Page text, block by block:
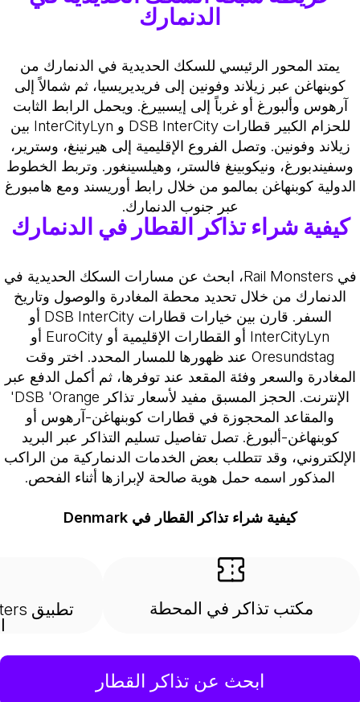
الدنمارك
يمتد المحور الرئيسي للسكك الحديدية في الدنمارك من
كوبنهاغن عبر زيلاند وفونين إلى فريديريسيا، ثم شمالاً إلى
آرهوس وألبورغ أو غرباً إلى إيسبيرغ. ويحمل الرابط الثابت
للحزام الكبير قطارات DSB InterCity و InterCityLyn بين
زيلاند وفونين. وتصل الفروع الإقليمية إلى هيرنينغ، وسترير،
وسفيندبورغ، ونيكوبينغ فالستر، وهيلسينغور. وتربط الخطوط
الدولية كوبنهاغن بمالمو من خلال رابط أوريسند ومع هامبورغ
عبر جنوب الدنمارك.
كيفية شراء تذاكر القطار في الدنمارك
في Rail Monsters، ابحث عن مسارات السكك الحديدية في
الدنمارك من خلال تحديد محطة المغادرة والوصول وتاريخ
السفر. قارن بين خيارات قطارات DSB InterCity أو
InterCityLyn أو القطارات الإقليمية أو EuroCity أو
Oresundstag عند ظهورها للمسار المحدد. اختر وقت
المغادرة والسعر وفئة المقعد عند توفرها، ثم أكمل الدفع عبر
الإنترنت. الحجز المسبق مفيد لأسعار تذاكر DSB 'Orange'
والمقاعد المحجوزة في قطارات كوبنهاغن-آرهوس أو
كوبنهاغن-ألبورغ. تصل تفاصيل تسليم التذاكر عبر البريد
الإلكتروني، وقد تتطلب بعض الخدمات الدنماركية من الراكب
المذكور اسمه حمل هوية صالحة لإبرازها أثناء الفحص.
كيفية شراء تذاكر القطار في Denmark
مكتب تذاكر في المحطة
ابحث عن تذاكر القطار